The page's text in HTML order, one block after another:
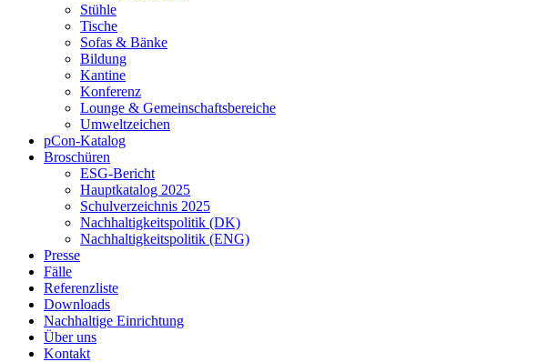
Stühle
Tische
Sofas & Bänke
Bildung
Kantine
Konferenz
Lounge & Gemeinschaftsbereiche
Umweltzeichen
pCon-Katalog
Broschüren
ESG-Bericht
Hauptkatalog 2025
Schulverzeichnis 2025
Nachhaltigkeitspolitik (DK)
Nachhaltigkeitspolitik (ENG)
Presse
Fälle
Referenzliste
Downloads
Nachhaltige Einrichtung
Über uns
Kontakt